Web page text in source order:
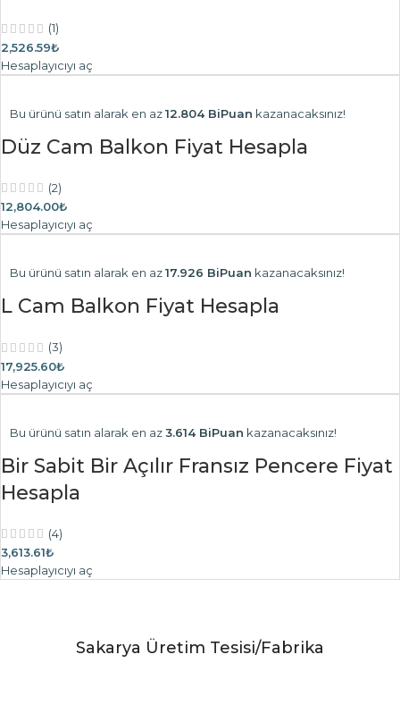
(1)
2,526.59₺
Hesaplayıcıyı aç
Bu ürünü satın alarak en az12.804 BiPuan kazanacaksınız!
Düz Cam Balkon Fiyat Hesapla
(2)
12,804.00₺
Hesaplayıcıyı aç
Bu ürünü satın alarak en az17.926 BiPuan kazanacaksınız!
L Cam Balkon Fiyat Hesapla
(3)
17,925.60₺
Hesaplayıcıyı aç
Bu ürünü satın alarak en az3.614 BiPuan kazanacaksınız!
Bir Sabit Bir Açılır Fransız Pencere Fiyat
Hesapla
(4)
3,613.61₺
Hesaplayıcıyı aç
Sakarya Üretim Tesisi/Fabrika